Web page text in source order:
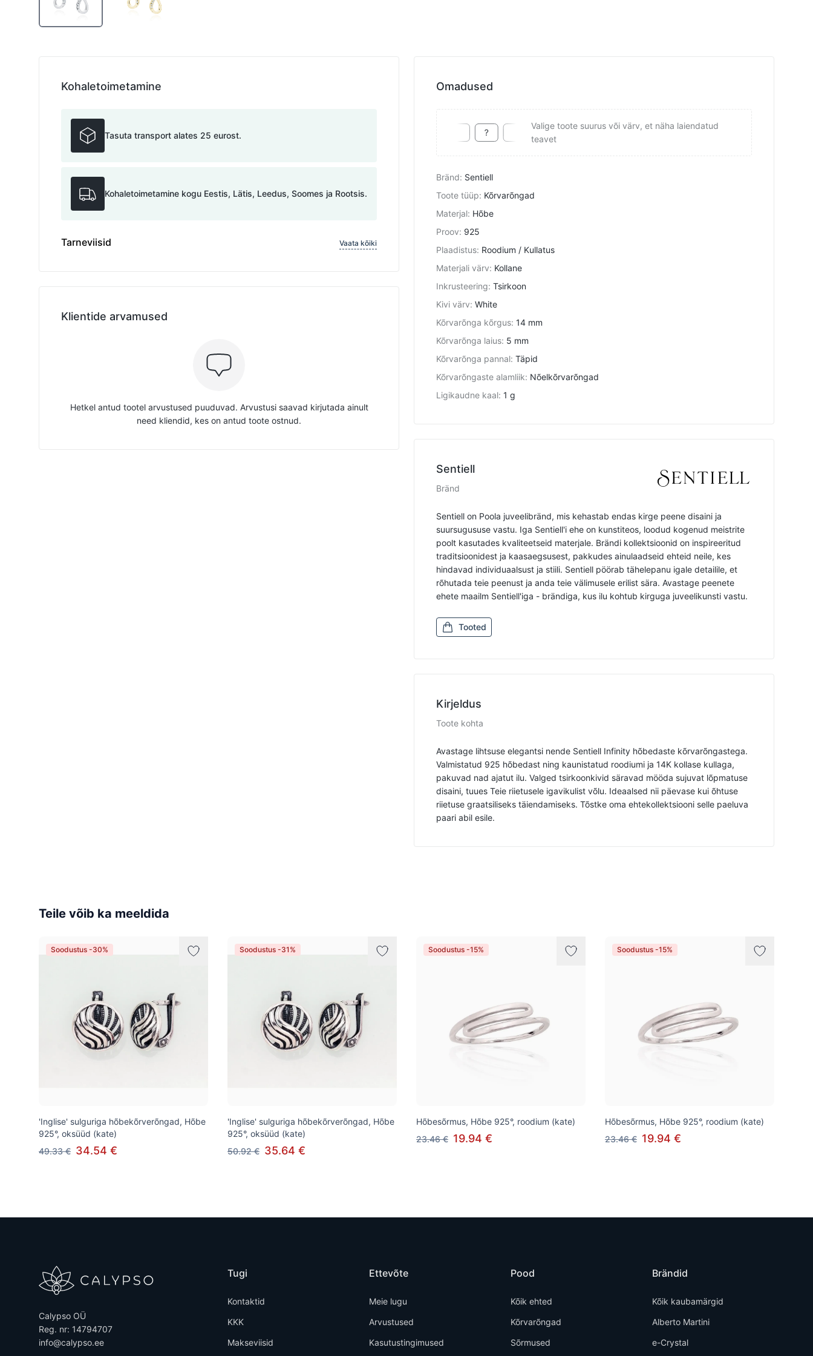
Omadused
Valige toote suurus või värv, et näha laiendatud
teavet
Bränd: Sentiell
Toote tüüp: Kõrvarõngad
Materjal: Hõbe
Proov: 925
Plaadistus: Roodium / Kullatus
Materjali värv: Kollane
Inkrusteering: Tsirkoon
Kivi värv: White
Kõrvarõnga kõrgus: 14 mm
Kõrvarõnga laius: 5 mm
Kõrvarõnga pannal: Täpid
Kõrvarõngaste alamliik: Nõelkõrvarõngad
Ligikaudne kaal: 1 g
Sentiell
Bränd
Sentiell on Poola juveelibränd, mis kehastab endas kirge peene disaini ja
suursugususe vastu. Iga Sentiell'i ehe on kunstiteos, loodud kogenud meistrite
poolt kasutades kvaliteetseid materjale. Brändi kollektsioonid on inspireeritud
traditsioonidest ja kaasaegsusest, pakkudes ainulaadseid ehteid neile, kes
hindavad individuaalsust ja stiili. Sentiell pöörab tähelepanu igale detailile, et
rõhutada teie peenust ja anda teie välimusele erilist sära. Avastage peenete
ehete maailm Sentiell'iga - brändiga, kus ilu kohtub kirguga juveelikunsti vastu.
Tooted
Kirjeldus
Toote kohta
Avastage lihtsuse elegantsi nende Sentiell Infinity hõbedaste kõrvarõngastega.
Valmistatud 925 hõbedast ning kaunistatud roodiumi ja 14K kollase kullaga,
pakuvad nad ajatut ilu. Valged tsirkoonkivid säravad mööda sujuvat lõpmatuse
disaini, tuues Teie riietusele igavikulist võlu. Ideaalsed nii päevase kui õhtuse
riietuse graatsiliseks täiendamiseks. Tõstke oma ehtekollektsiooni selle paeluva
paari abil esile.
Kohaletoimetamine
Tasuta transport alates 25 eurost.
Kohaletoimetamine kogu Eestis, Lätis, Leedus, Soomes ja Rootsis.
Tarneviisid Vaata kõiki
Klientide arvamused
Hetkel antud tootel arvustused puuduvad. Arvustusi saavad kirjutada ainult
need kliendid, kes on antud toote ostnud.
Teile võib ka meeldida
Soodustus -30%
'Inglise' sulguriga hõbekõrverõngad, Hõbe
925°, oksüüd (kate)
49.33 € 34.54 €
Soodustus -31%
'Inglise' sulguriga hõbekõrverõngad, Hõbe
925°, oksüüd (kate)
50.92 € 35.64 €
Soodustus -15%
Hõbesõrmus, Hõbe 925°, roodium (kate)
23.46 € 19.94 €
Soodustus -15%
Hõbesõrmus, Hõbe 925°, roodium (kate)
23.46 € 19.94 €
Calypso OÜ
Reg. nr: 14794707
info@calypso.ee
Tugi
Kontaktid
KKK
Makseviisid
Ettevõte
Meie lugu
Arvustused
Kasutustingimused
Pood
Kõik ehted
Kõrvarõngad
Sõrmused
Brändid
Kõik kaubamärgid
Alberto Martini
e-Crystal